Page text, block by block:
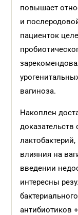
повышает
и
пациенток
вагиноза.
Накоплен
доказательств
влияния на
введении
интересны
антибиотиков